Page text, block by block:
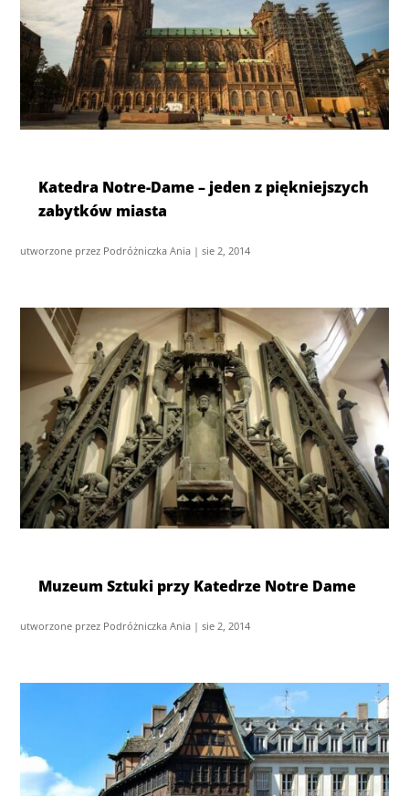
Katedra Notre-Dame – jeden z piękniejszych
zabytków miasta
utworzone przez Podróżniczka Ania |sie 2, 2014
Muzeum Sztuki przy Katedrze Notre Dame
utworzone przez Podróżniczka Ania |sie 2, 2014